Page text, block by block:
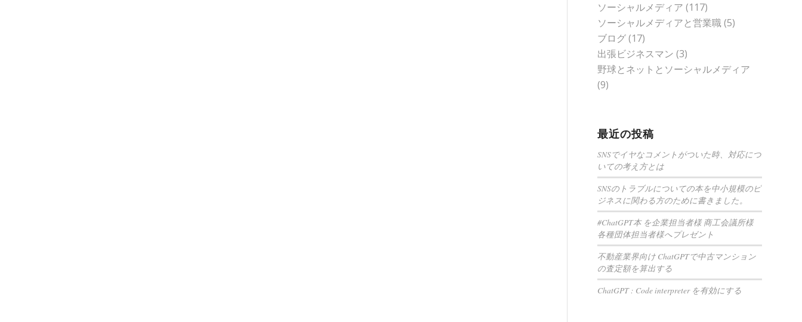
ソーシャルメディア (117)
ソーシャルメディアと営業職(5)
ブログ(17)
出張ビジネスマン (3)
野球とネットとソーシャルメディア
(9)
最近の投稿
SNSでイヤなコメントがついた時、対応につ
いての考え方とは
SNSのトラブルについての本を中小規模のビ
ジネスに関わる方のために書きました。
#ChatGPT本 を企業担当者様 商工会議所様
各種団体担当者様へプレゼント
不動産業界向け ChatGPTで中古マンション
の査定額を算出する
ChatGPT : Code interpreter を有効にする